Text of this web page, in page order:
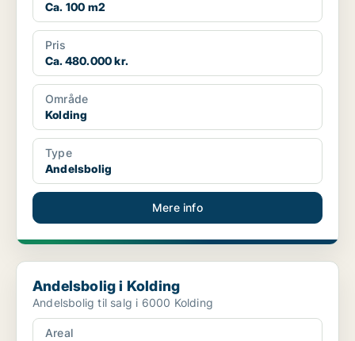
Ca. 100 m2
Pris
Ca. 480.000 kr.
Område
Kolding
Type
Andelsbolig
Mere info
Andelsbolig i Kolding
Andelsbolig i Kolding
Andelsbolig til salg i 6000 Kolding
Areal